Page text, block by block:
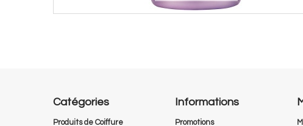
Catégories
Produits de Coiffure
Informations
Promotions